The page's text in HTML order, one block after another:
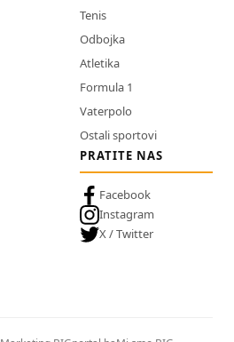
Tenis
Odbojka
Atletika
Formula 1
Vaterpolo
Ostali sportovi
PRATITE NAS
Facebook
Instagram
X / Twitter